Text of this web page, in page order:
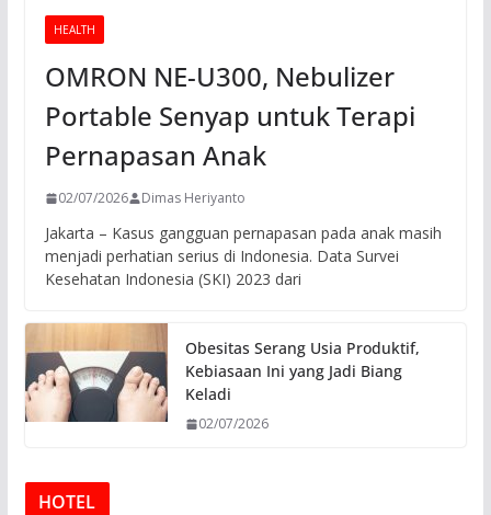
HEALTH
OMRON NE-U300, Nebulizer
Portable Senyap untuk Terapi
Pernapasan Anak
02/07/2026 Dimas Heriyanto
Jakarta – Kasus gangguan pernapasan pada anak masih
menjadi perhatian serius di Indonesia. Data Survei
Kesehatan Indonesia (SKI) 2023 dari
Obesitas Serang Usia Produktif,
Kebiasaan Ini yang Jadi Biang
Keladi
02/07/2026
HOTEL